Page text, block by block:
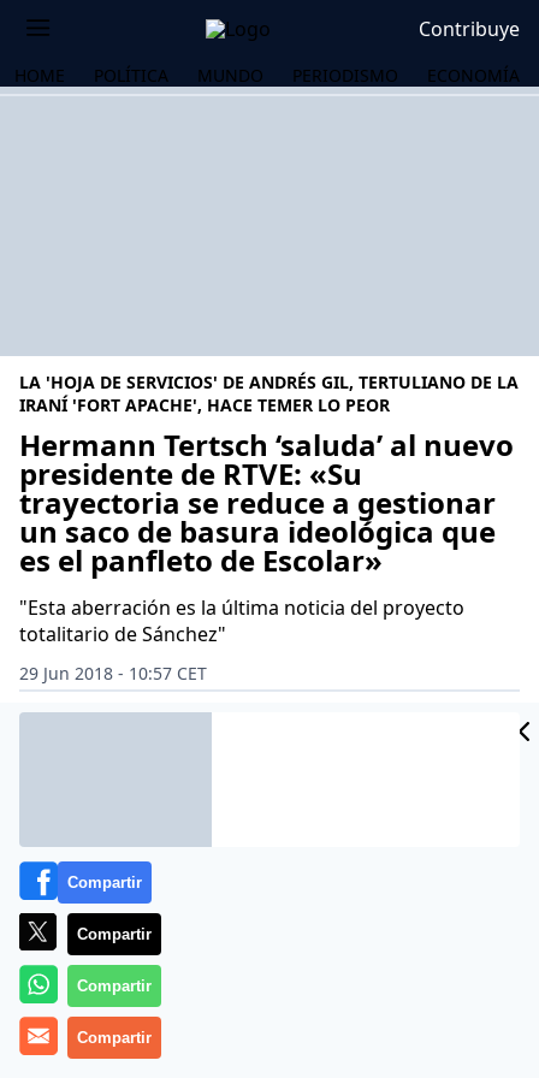
Contribuye
HOME POLÍTICA MUNDO PERIODISMO ECONOMÍA
LA 'HOJA DE SERVICIOS' DE ANDRÉS GIL, TERTULIANO DE LA
IRANÍ 'FORT APACHE', HACE TEMER LO PEOR
Hermann Tertsch ‘saluda’ al nuevo
presidente de RTVE: «Su
trayectoria se reduce a gestionar
un saco de basura ideológica que
es el panfleto de Escolar»
"Esta aberración es la última noticia del proyecto
totalitario de Sánchez"
29 Jun 2018 - 10:57 CET
Archivado en: ARSENIO ESCOLAR
Compartir
Compartir
Compartir
Compartir